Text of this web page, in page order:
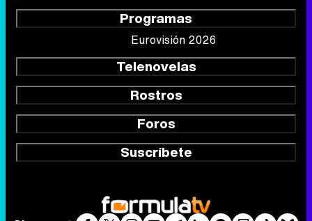
Programas
Eurovisión 2026
Telenovelas
Rostros
Foros
Suscríbete